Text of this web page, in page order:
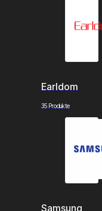
Earldom
35 Produkte
Samsung